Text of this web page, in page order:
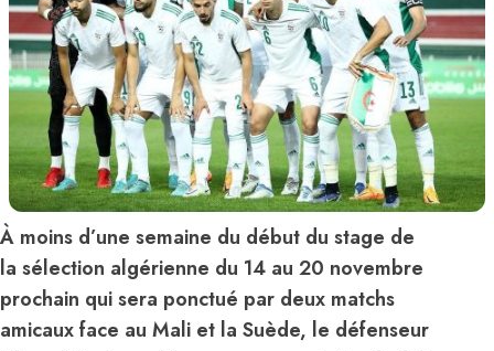
À moins d’une semaine du début du stage de
la sélection algérienne du 14 au 20 novembre
prochain qui sera ponctué par deux matchs
amicaux face au Mali et la Suède, le défenseur